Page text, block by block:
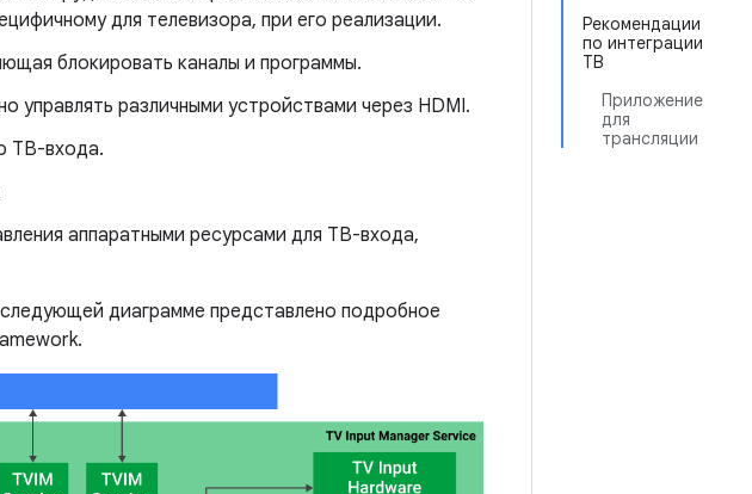
Рекомендации
по интеграции
ТВ
Приложение
для
трансляции
для телевизора, при его реализации.
блокировать каналы и программы.
управлять различными устройствами через HDMI.
ТВ-входа.
аппаратными ресурсами для ТВ-входа,
диаграмме представлено подробное